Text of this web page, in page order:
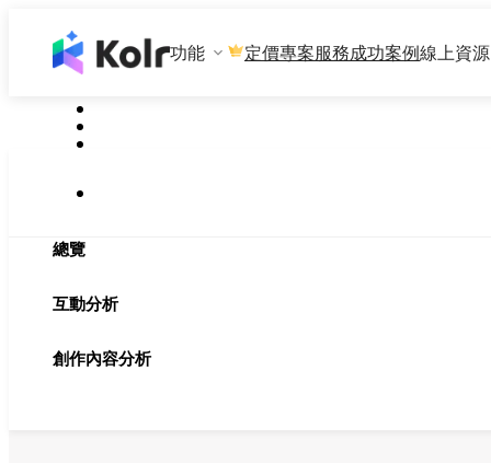
功能 定價專案服務成功案例線上資源
總覽
互動分析
創作內容分析